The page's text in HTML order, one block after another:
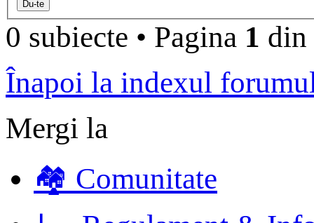
0 subiecte • Pagina 1 din
Înapoi la indexul
Mergi la
🏘️ Comunitate